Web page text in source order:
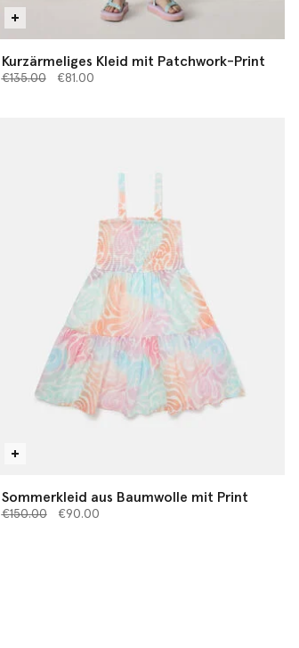
Kurzärmeliges Kleid mit Patchwork-Print
Preis reduziert von
€135.00bis€81.00
Sommerkleid aus Baumwolle mit Print
Preis reduziert von
€150.00bis€90.00